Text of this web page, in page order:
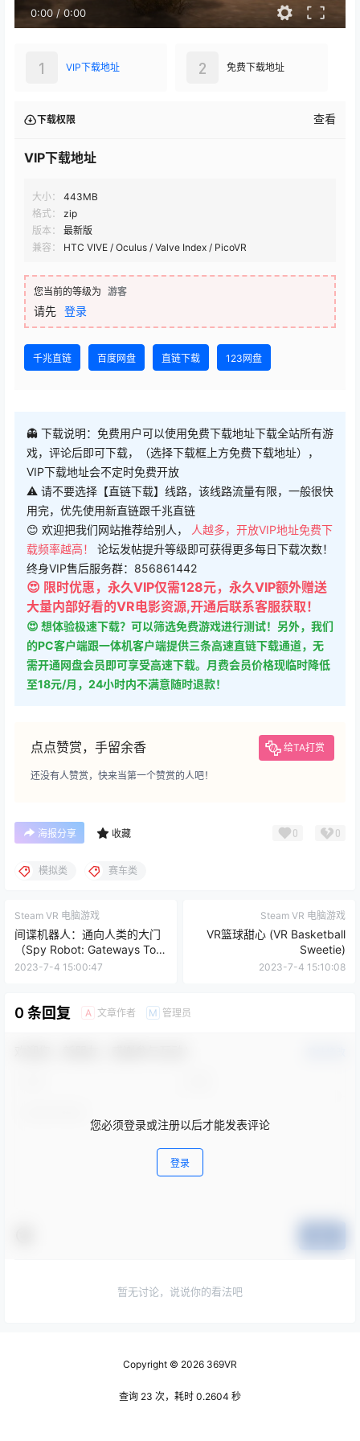
0:00 /0:00
VIP下载地址
1 免费下载地址
2
下载权限 查看
VIP下载地址
大小：
443MB
格式：
zip
版本：
最新版
兼容：
HTC VIVE / Oculus / Valve Index / PicoVR
您当前的等级为 游客
请先 登录
千兆直链 百度网盘 直链下载 123网盘
👻 下载说明：免费用户可以使用免费下载地址下载全站所有游
戏，评论后即可下载，（选择下载框上方免费下载地址），
VIP下载地址会不定时免费开放
⚠ 请不要选择【直链下载】线路，该线路流量有限，一般很快
用完，优先使用新直链跟千兆直链
😊 欢迎把我们网站推荐给别人，
人越多，开放VIP地址免费下
载频率越高！ 论坛发帖提升等级即可获得更多每日下载次数！
终身VIP售后服务群：856861442
😍 限时优惠，永久VIP仅需128元，永久VIP额外赠送
大量内部好看的VR电影资源,开通后联系客服获取！
😍 想体验极速下载？可以筛选免费游戏进行测试！另外，我们
的PC客户端跟一体机客户端提供三条高速直链下载通道，无
需开通网盘会员即可享受高速下载。月费会员价格现临时降低
至18元/月，24小时内不满意随时退款！
点点赞赏，手留余香 给TA打赏
还没有人赞赏，快来当第一个赞赏的人吧！
海报分享 收藏 0 0
模拟类 赛车类
Steam VR 电脑游戏
间谍机器人：通向人类的大门
（Spy Robot: Gateways To
Humanity）
2023-7-4 15:00:47
Steam VR 电脑游戏
VR篮球甜心 (VR Basketball
Sweetie)
2023-7-4 15:10:08
0 条回复 A 文章作者 M 管理员
您必须登录或注册以后才能发表评论
登录
暂无讨论，说说你的看法吧
Copyright © 2026 369VR
查询 23 次，耗时 0.2604 秒